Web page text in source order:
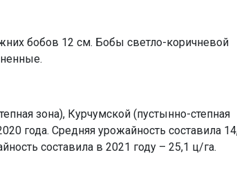
бобов 12 см. Бобы светло-коричневой
зона), Курчумской (пустынно-степная
года. Средняя урожайность составила
составила в 2021 году – 25,1 ц/га.